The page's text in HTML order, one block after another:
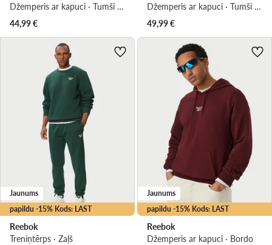
Džemperis ar kapuci · Tumši zils · Regular Fit
44,99€
Džemperis ar kapuci · Tumši zils · Relaxed Fit
49,99€
papildu -15% Kods: LAST
Jaunums
Reebok
Treniņtērps · Zaļš
papildu -15% Kods: LAST
Jaunums
Reebok
Džemperis ar kapuci · Bordo